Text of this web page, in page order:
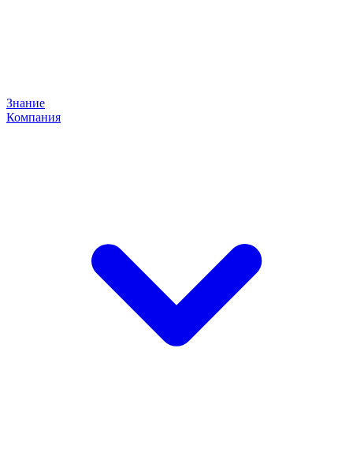
Знание
Компания